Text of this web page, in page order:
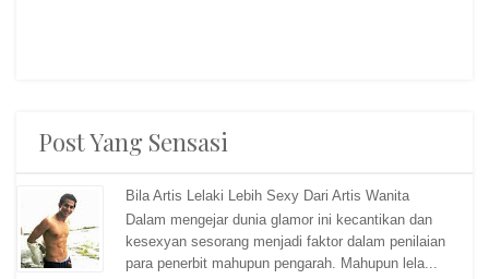
Post Yang Sensasi
Bila Artis Lelaki Lebih Sexy Dari Artis Wanita
Dalam mengejar dunia glamor ini kecantikan dan
kesexyan sesorang menjadi faktor dalam penilaian
para penerbit mahupun pengarah. Mahupun lela...